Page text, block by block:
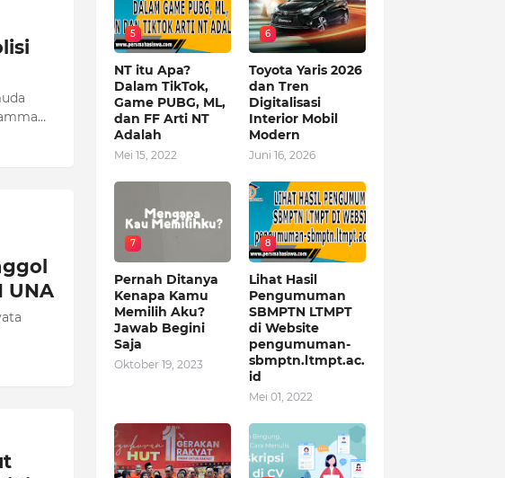
UNA
5
NT itu Apa?
Dalam TikTok,
Game PUBG, ML,
dan FF Arti NT
Adalah
Mei 15, 2022
6
Toyota Yaris 2026
dan Tren
Digitalisasi
Interior Mobil
Modern
Juni 16, 2026
7
Pernah Ditanya
Kenapa Kamu
Memilih Aku?
Jawab Begini
Saja
Oktober 19, 2023
8
Lihat Hasil
Pengumuman
SBMPTN LTMPT
di Website
pengumuman-
sbmptn.ltmpt.ac.
id
Mei 01, 2022